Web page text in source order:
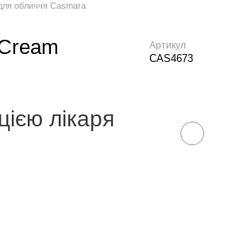
обличчя Casmara
Артикул
CAS4673
лікаря